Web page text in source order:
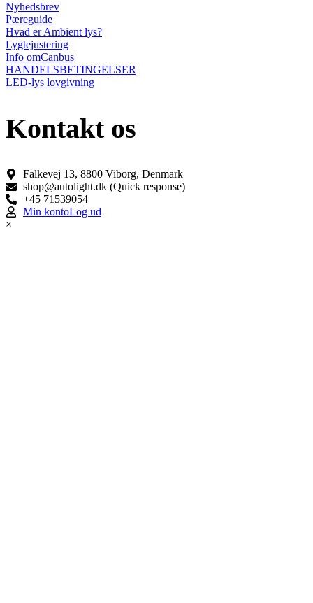
Nyhedsbrev
Pæreguide
Hvad er Ambient lys?
Lygtejustering
Info omCanbus
HANDELSBETINGELSER
LED-lys lovgivning
Kontakt os
Falkevej 13, 8800 Viborg, Denmark
shop@autolight.dk (Quick response)
+45 71539054
Min kontoLog ud
×